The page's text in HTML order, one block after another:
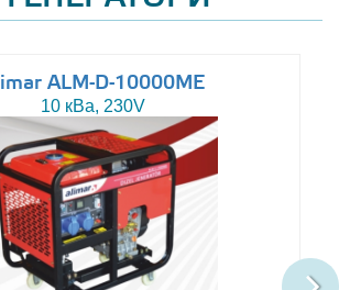
ALM-D-10000ME
10 кВа, 230V